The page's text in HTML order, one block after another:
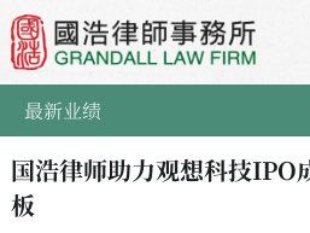
最新业绩
国浩律师助力观想科技IPO
板